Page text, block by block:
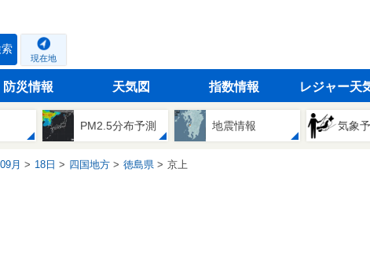
現在地
防災情報 天気図 指数情報 レジャー天
PM2.5分布予測 地震情報 気象
月 18日 四国地方 徳島県 京上